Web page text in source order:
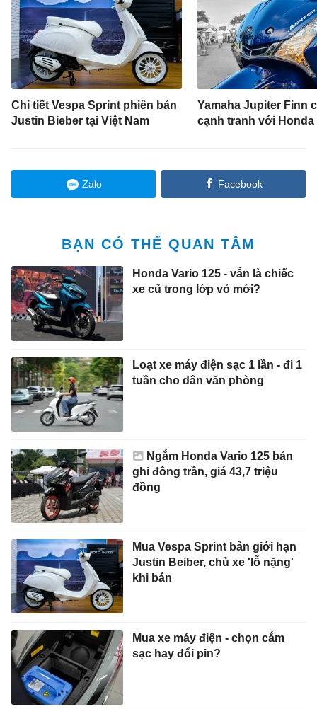
Chi tiết Vespa Sprint phiên bản
Justin Bieber tại Việt Nam
Yamaha Jupiter Finn
cạnh tranh với Honda
Zalo Facebook
BẠN CÓ THỂ QUAN TÂM
Honda Vario 125 - vẫn là chiếc
xe cũ trong lớp vỏ mới?
Loạt xe máy điện sạc 1 lần - đi 1
tuần cho dân văn phòng
Ngắm Honda Vario 125 bản
ghi đông trần, giá 43,7 triệu
đồng
Mua Vespa Sprint bản giới hạn
Justin Beiber, chủ xe 'lỗ nặng'
khi bán
Mua xe máy điện - chọn cắm
sạc hay đổi pin?